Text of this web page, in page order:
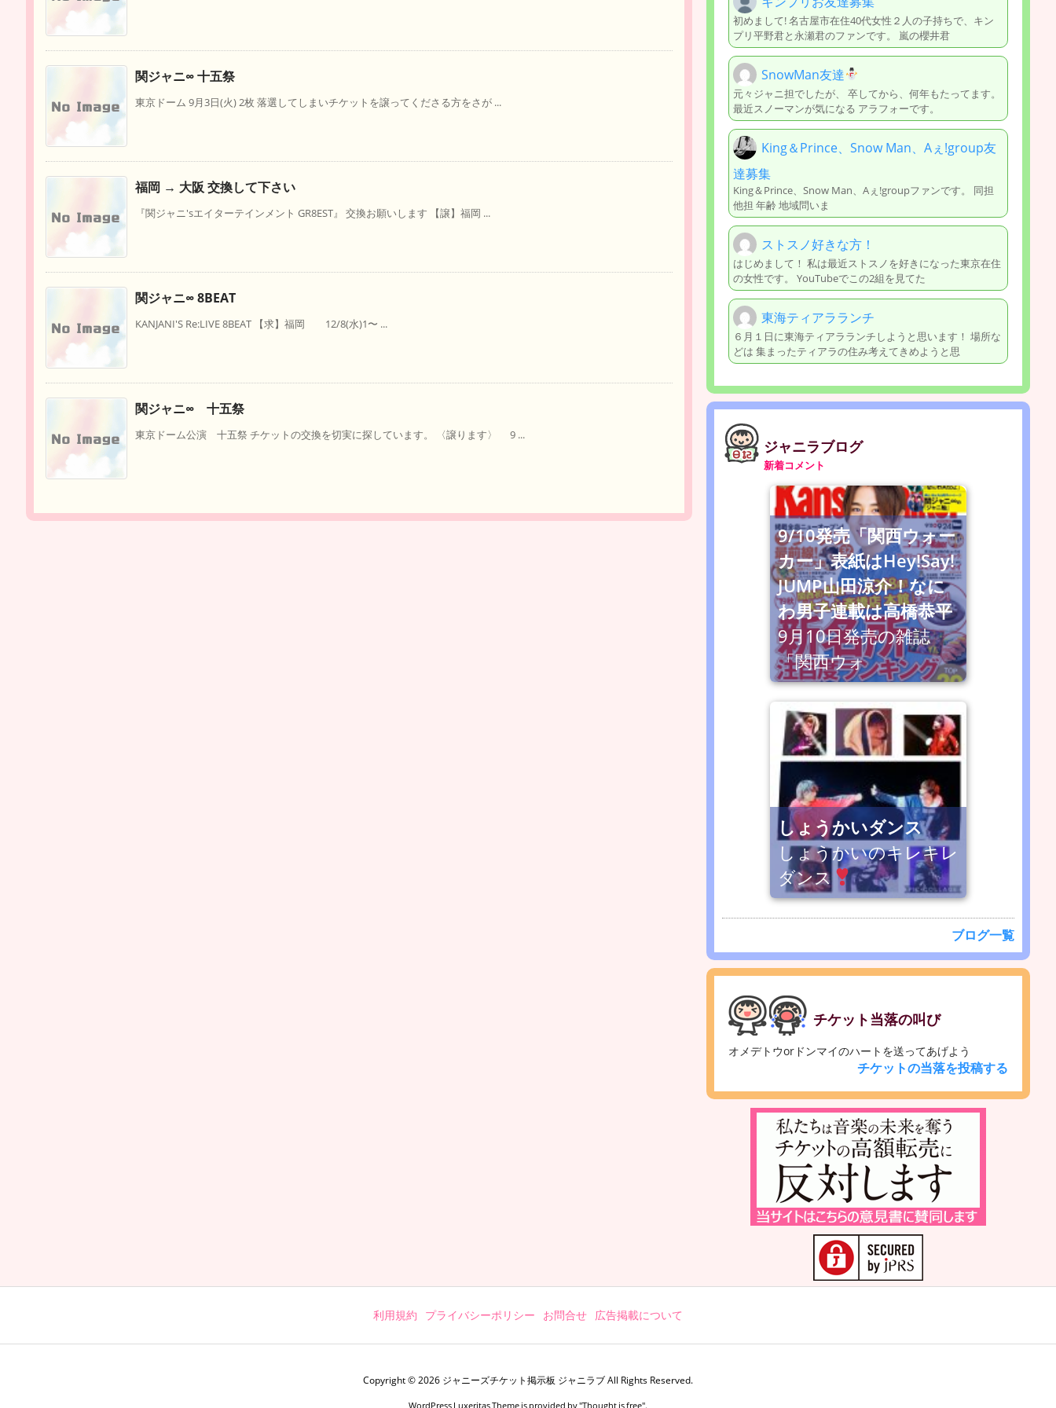
関ジャニ∞ 十五祭
東京ドーム 9月3日(火) 2枚 落選してしまいチケットを譲ってくださる方をさが ...
福岡 → 大阪 交換して下さい
『関ジャニ'sエイターテインメント GR8EST』 交換お願いします 【譲】福岡 ...
関ジャニ∞ 8BEAT
KANJANI'S Re:LIVE 8BEAT 【求】福岡 12/8(水)1〜 ...
関ジャニ∞ 十五祭
東京ドーム公演 十五祭 チケットの交換を切実に探しています。 〈譲ります〉 9 ...
初めまして! 名古屋市在住40代女性２人の子持ちで、キン
プリ平野君と永瀬君のファンです。 嵐の櫻井君
SnowMan友達
元々ジャニ担でしたが、 卒してから、何年もたってます。
最近スノーマンが気になる アラフォーです。
King＆Prince、Snow Man、Aぇ!group友
達募集
King＆Prince、Snow Man、Aぇ!groupファンです。 同担
他担 年齢 地域問いま
ストスノ好きな方！
はじめまして！ 私は最近ストスノを好きになった東京在住
の女性です。 YouTubeでこの2組を見てた
東海ティアラランチ
６月１日に東海ティアラランチしようと思います！ 場所な
どは 集まったティアラの住み考えてきめようと思
ジャニラブログ
新着コメント
9/10発売「関西ウォー
カー」表紙はHey!Say!
JUMP山田涼介！なに
わ男子連載は高橋恭平
9月10日発売の雑誌
「関西ウォ
しょうかいダンス
しょうかいのキレキレ
ダンス
ブログ一覧
チケット当落の叫び
オメデトウorドンマイのハートを送ってあげよう
チケットの当落を投稿する
利用規約 プライバシーポリシー お問合せ 広告掲載について
Copyright ©2026 ジャニーズチケット掲示板 ジャニラブAll Rights Reserved.
WordPress Luxeritas Theme is provided by "Thought is free".